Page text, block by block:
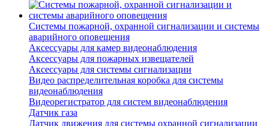
Системы пожарной, охранной сигнализации и системы
аварийного оповещения
Аксессуары для камер видеонаблюдения
Аксессуары для пожарных извещателей
Аксессуары для системы сигнализации
Видео распределительная коробка для системы
видеонаблюдения
Видеорегистратор для систем видеонаблюдения
Датчик газа
Датчик движения для системы охранной сигнализации